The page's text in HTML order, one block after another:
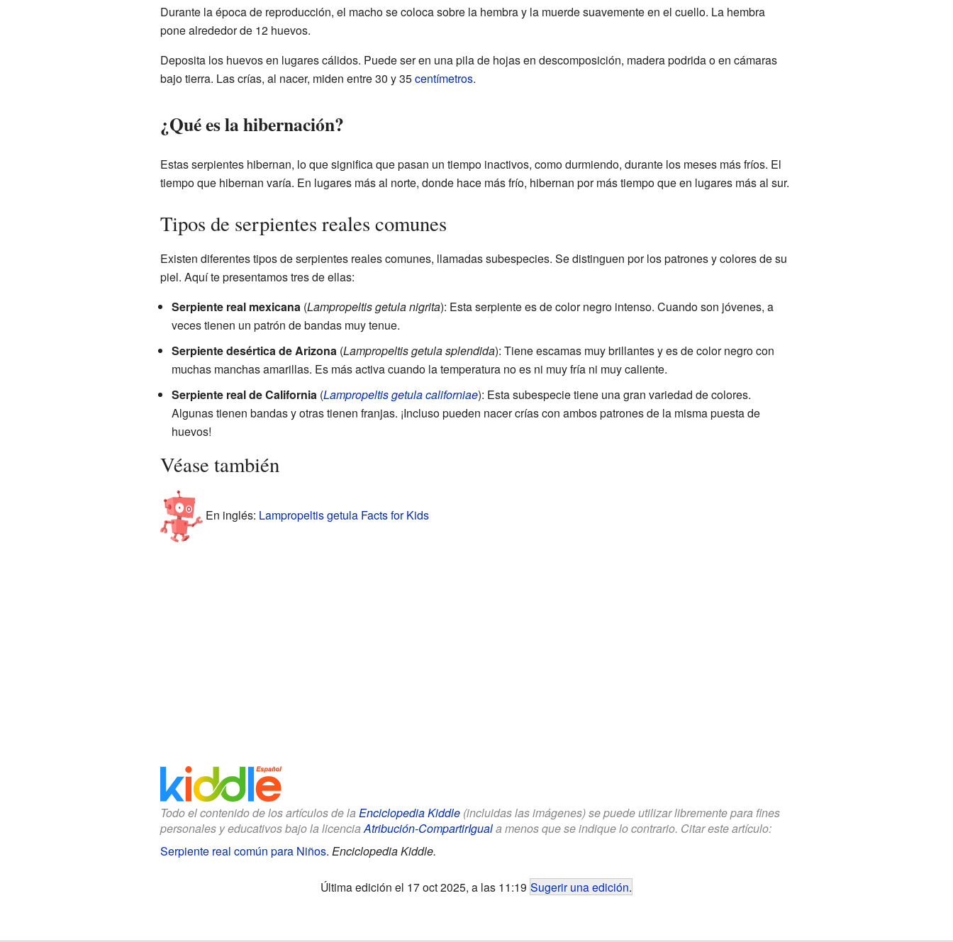
Durante la época de reproducción, el macho se coloca sobre la hembra y la muerde suavemente en el cuello. La hembra
pone alrededor de 12 huevos.
Deposita los huevos en lugares cálidos. Puede ser en una pila de hojas en descomposición, madera podrida o en cámaras
bajo tierra. Las crías, al nacer, miden entre 30 y 35centímetros.
¿Qué es la hibernación?
Estas serpientes hibernan, lo que significa que pasan un tiempo inactivos, como durmiendo, durante los meses más fríos. El
tiempo que hibernan varía. En lugares más al norte, donde hace más frío, hibernan por más tiempo que en lugares más al sur.
Tipos de serpientes reales comunes
Existen diferentes tipos de serpientes reales comunes, llamadas subespecies. Se distinguen por los patrones y colores de su
piel. Aquí te presentamos tres de ellas:
Serpiente real mexicana(Lampropeltis getula nigrita): Esta serpiente es de color negro intenso. Cuando son jóvenes, a
veces tienen un patrón de bandas muy tenue.
Serpiente desértica de Arizona(Lampropeltis getula splendida): Tiene escamas muy brillantes y es de color negro con
muchas manchas amarillas. Es más activa cuando la temperatura no es ni muy fría ni muy caliente.
Serpiente real de California(Lampropeltis getula californiae): Esta subespecie tiene una gran variedad de colores.
Algunas tienen bandas y otras tienen franjas. ¡Incluso pueden nacer crías con ambos patrones de la misma puesta de
huevos!
Véase también
En inglés: Lampropeltis getula Facts for Kids
Todo el contenido de los artículos de la Enciclopedia Kiddle(incluidas las imágenes) se puede utilizar libremente para fines
personales y educativos bajo la licenciaAtribución-CompartirIguala menos que se indique lo contrario. Citar este artículo:
Serpiente real común para Niños. Enciclopedia Kiddle.
Última edición el 17 oct 2025, a las 11:19 Sugerir una edición.